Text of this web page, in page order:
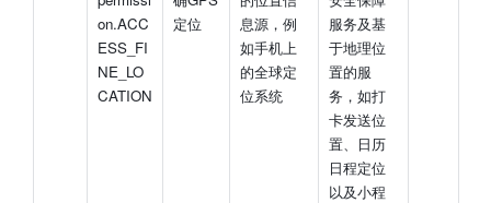
on.ACC
ESS_FI
NE_LO
CATION
定位
息源，例
如手机上
的全球定
位系统
服务及基
于地理位
置的服
务，如打
卡发送位
置、日历
日程定位
以及小程